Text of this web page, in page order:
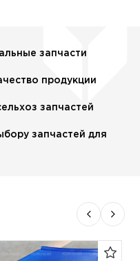
запчасти
продукции
запчастей
запчастей для